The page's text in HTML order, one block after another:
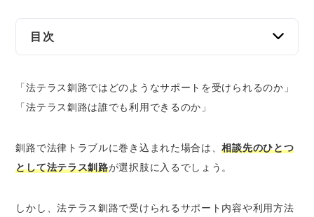
目次
法テラス釧路を利用するメリット
幅広い法律相談に対応している
安い費用で弁護士に依頼できる
弁護士費用の立替制度を利用できる
生活保護を受けている場合は弁護士費用が無
「法テラス釧路ではどのようなサポートを受けられるのか」
「法テラス釧路は誰でも利用できるのか」
釧路で法律トラブルに巻き込まれた場合は、相談先のひとつ
として法テラス釧路が選択肢に入るでしょう。
しかし、法テラス釧路で受けられるサポート内容や利用方法